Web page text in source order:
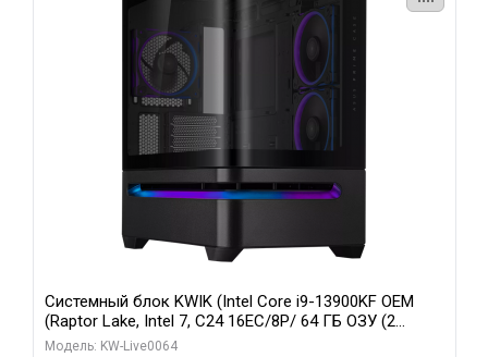
Системный блок KWIK (Intel Core i9-13900KF OEM
(Raptor Lake, Intel 7, C24 16EC/8P/ 64 ГБ ОЗУ (2
модуля)/ ASUS RTX5080 PROART OC 16GB GDDR7
Модель: KW-Live0064